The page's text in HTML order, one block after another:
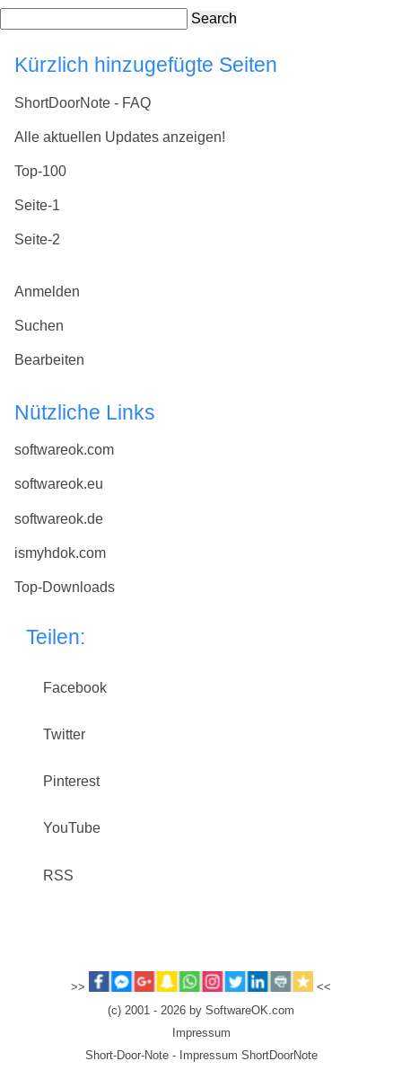
Search
Kürzlich hinzugefügte Seiten
ShortDoorNote - FAQ
Alle aktuellen Updates anzeigen!
Top-100
Seite-1
Seite-2
Anmelden
Suchen
Bearbeiten
Nützliche Links
softwareok.com
softwareok.eu
softwareok.de
ismyhdok.com
Top-Downloads
Teilen:
Facebook
Twitter
Pinterest
YouTube
RSS
>>
<<
(c) 2001 - 2026 by SoftwareOK.com
Impressum
Short-Door-Note - Impressum ShortDoorNote